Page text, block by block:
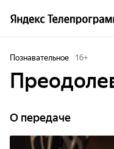
Познавательное 16+
О передаче